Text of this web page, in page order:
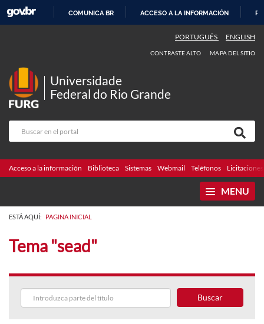
CONTENIDO
COMUNICA BR ACCESO A LA INFORMACIÓN
PORTUGUÊS ENGLISH
CONTRASTE ALTO MAPA DEL SITIO
Universidade
Federal do Rio Grande
Acceso a la información Biblioteca Sistemas Webmail Teléfonos Licitaciones
MENU
ESTÁ AQUÍ: PAGINA INICIAL
Tema "sead"
Buscar